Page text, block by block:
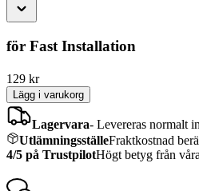
för Fast Installation
129 kr
Lägg i varukorg
Lagervara- Levereras normalt
UtlämningsställeFraktkostnad
4/5 på TrustpilotHögt betyg från